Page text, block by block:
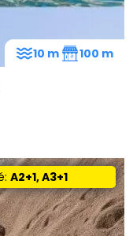
10 m 100 m
A2+1, A3+1